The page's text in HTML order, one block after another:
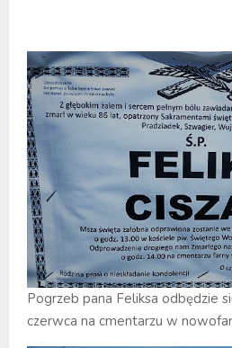
Pogrzeb pana Feliksa odbędzie
czerwca na cmentarzu w